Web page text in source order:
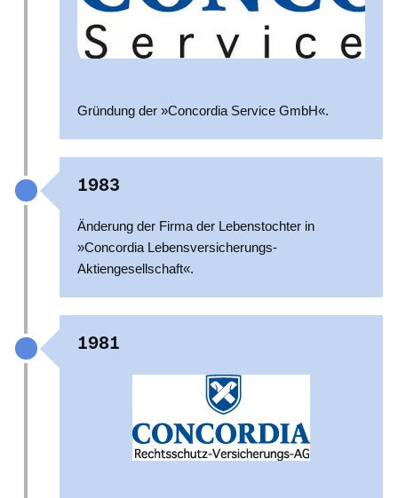
Gründung der »Concordia Service GmbH«.
1983
Änderung der Firma der Lebenstochter in
»Concordia Lebensversicherungs-
Aktiengesellschaft«.
1981